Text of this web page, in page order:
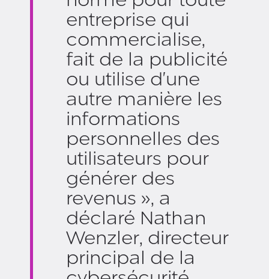
entreprise qui
commercialise,
fait de la publicité
ou utilise d'une
autre manière les
informations
personnelles des
utilisateurs pour
générer des
revenus », a
déclaré Nathan
Wenzler, directeur
principal de la